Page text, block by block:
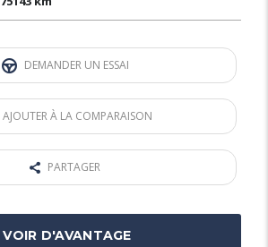
DEMANDER UN ESSAI
AJOUTER À LA COMPARAISON
PARTAGER
VOIR D'AVANTAGE